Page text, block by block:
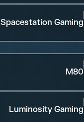
Spacestation Gaming
M80
Luminosity Gaming